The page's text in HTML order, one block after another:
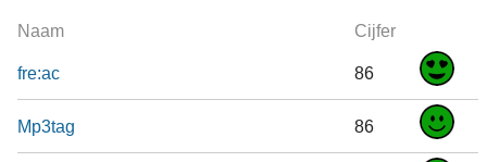
Naam Cijfer
fre:ac 86
Mp3tag 86